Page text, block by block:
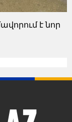
է նոր